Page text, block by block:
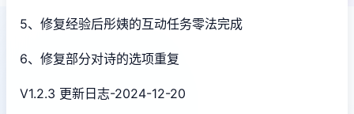
5、修复经验后彤姨的互动任务零法完成
6、修复部分对诗的选项重复
V1.2.3 更新日志-2024-12-20